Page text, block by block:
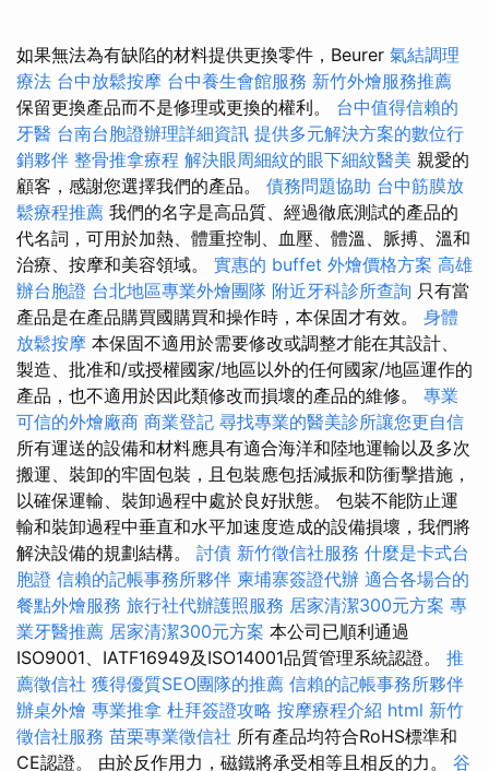
如果無法為有缺陷的材料提供更換零件，Beurer 氣結調理
療法 台中放鬆按摩 台中養生會館服務 新竹外燴服務推薦
保留更換產品而不是修理或更換的權利。 台中值得信賴的
牙醫 台南台胞證辦理詳細資訊 提供多元解決方案的數位行
銷夥伴 整骨推拿療程 解決眼周細紋的眼下細紋醫美 親愛的
顧客，感謝您選擇我們的產品。 債務問題協助 台中筋膜放
鬆療程推薦 我們的名字是高品質、經過徹底測試的產品的
代名詞，可用於加熱、體重控制、血壓、體溫、脈搏、溫和
治療、按摩和美容領域。 實惠的 buffet 外燴價格方案 高雄
辦台胞證 台北地區專業外燴團隊 附近牙科診所查詢 只有當
產品是在產品購買國購買和操作時，本保固才有效。 身體
放鬆按摩 本保固不適用於需要修改或調整才能在其設計、
製造、批准和/或授權國家/地區以外的任何國家/地區運作的
產品，也不適用於因此類修改而損壞的產品的維修。 專業
可信的外燴廠商 商業登記 尋找專業的醫美診所讓您更自信
所有運送的設備和材料應具有適合海洋和陸地運輸以及多次
搬運、裝卸的牢固包裝，且包裝應包括減振和防衝擊措施，
以確保運輸、裝卸過程中處於良好狀態。 包裝不能防止運
輸和裝卸過程中垂直和水平加速度造成的設備損壞，我們將
解決設備的規劃結構。 討債 新竹徵信社服務 什麼是卡式台
胞證 信賴的記帳事務所夥伴 柬埔寨簽證代辦 適合各場合的
餐點外燴服務 旅行社代辦護照服務 居家清潔300元方案 專
業牙醫推薦 居家清潔300元方案 本公司已順利通過
ISO9001、IATF16949及ISO14001品質管理系統認證。 推
薦徵信社 獲得優質SEO團隊的推薦 信賴的記帳事務所夥伴
辦桌外燴 專業推拿 杜拜簽證攻略 按摩療程介紹 html 新竹
徵信社服務 苗栗專業徵信社 所有產品均符合RoHS標準和
CE認證。 由於反作用力，磁鐵將承受相等且相反的力。 谷